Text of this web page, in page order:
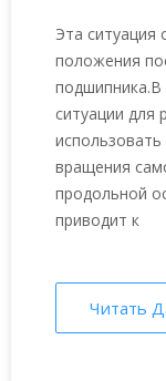
Эта ситуация
положения
подшипника.В
ситуации
вращения
продольной
приводит к
Читать